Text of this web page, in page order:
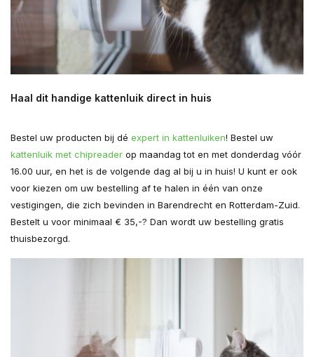
Haal dit handige kattenluik direct in huis
Bestel uw producten bij dé expert in kattenluiken! Bestel uw
kattenluik met chipreader op maandag tot en met donderdag vóór
16.00 uur, en het is de volgende dag al bij u in huis! U kunt er ook
voor kiezen om uw bestelling af te halen in één van onze
vestigingen, die zich bevinden in Barendrecht en Rotterdam-Zuid.
Bestelt u voor minimaal € 35,-? Dan wordt uw bestelling gratis
thuisbezorgd.